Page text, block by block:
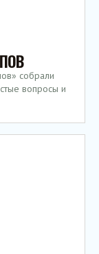
собрали
вопросы и